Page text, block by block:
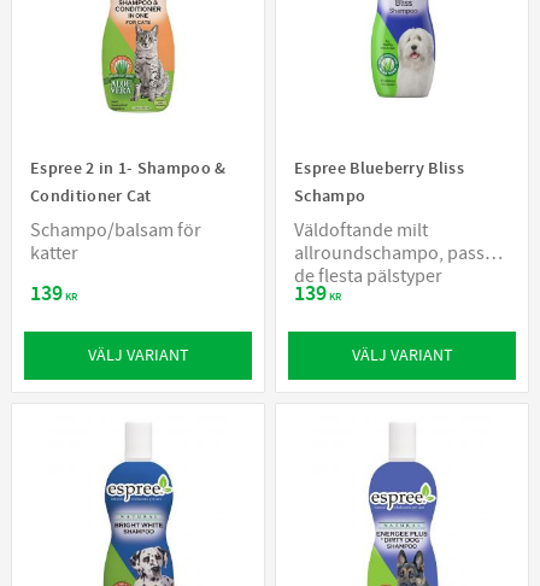
Espree 2 in 1- Shampoo &
Conditioner Cat
Schampo/balsam för
katter
139KR
VÄLJ VARIANT
Espree Blueberry Bliss
Schampo
Väldoftande milt
allroundschampo, passar
de flesta pälstyper
139KR
VÄLJ VARIANT